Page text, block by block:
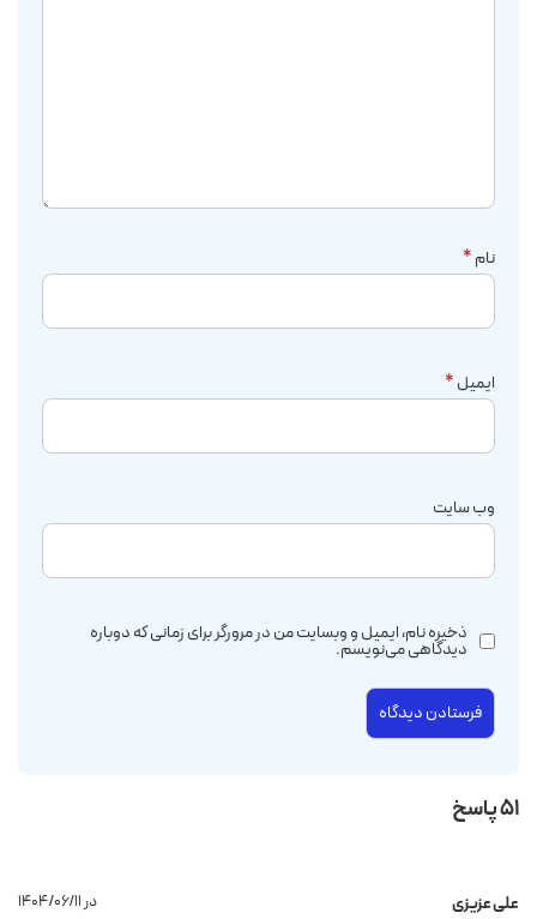
51 پاسخ
علی عزیزی ۱۴۰۴/۰۶/۱۱ در
نام*
ایمیل*
وب‌ سایت
ذخیره نام، ایمیل و وبسایت من در مرورگر برای زمانی که دوباره
دیدگاهی می‌نویسم.